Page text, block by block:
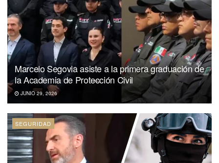
Marcelo Segovia asiste a la primera graduación de
la Academia de Protección Civil
JUNIO 29, 2026
SEGURIDAD